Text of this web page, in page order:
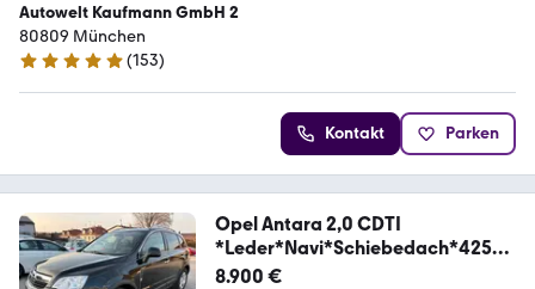
Autowelt Kaufmann GmbH 2
80809 München
5 Sterne
(153)
Kontakt Parken
Opel Antara 2,0 CDTI
*Leder*Navi*Schiebedach*42500
KM
8.900 €